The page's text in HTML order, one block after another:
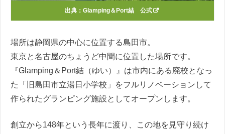
出典： Glamping＆Port結 公式
場所は静岡県の中心に位置する島田市。
東京と名古屋のちょうど中間に位置した場所です。
『Glamping＆Port結（ゆい）』は市内にある廃校となっ
た「旧島田市立湯日小学校」をフルリノベーションして
作られたグランピング施設としてオープンします。
創立から148年という長年に渡り、この地を見守り続け